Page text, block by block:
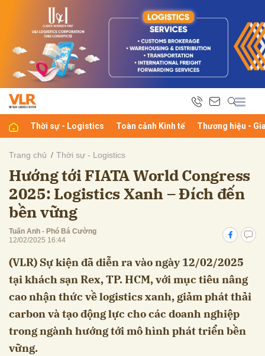
Thời sự - Logistics Toàn cảnh Kinh tế Thương hiệu -
Trang chủ Thời sự - Logistics
Hướng tới FIATA World Congress
2025: Logistics Xanh – Đích đến
bền vững
Tuấn Anh - Phó Bá Cường
12/02/2025 16:44
(VLR) Sự kiện đã diễn ra vào ngày 12/02/2025
tại khách sạn Rex, TP. HCM, với mục tiêu nâng
cao nhận thức về logistics xanh, giảm phát thải
carbon và tạo động lực cho các doanh nghiệp
trong ngành hướng tới mô hình phát triển bền
vững.
luận
Hủy